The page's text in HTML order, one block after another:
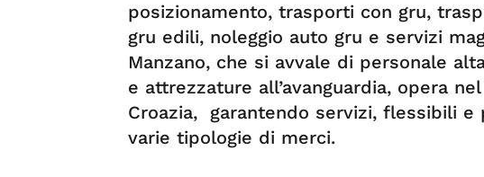
posizionamento, trasporti con gru,
gru edili, noleggio auto gru e servizi
Manzano, che si avvale di personale
e attrezzature all’avanguardia, opera
Croazia, garantendo servizi, flessibili
varie tipologie di merci.